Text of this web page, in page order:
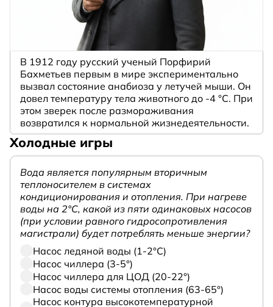
В 1912 году русский ученый Порфирий
Бахметьев первым в мире экспериментально
вызвал состояние анабиоза у летучей мыши. Он
довел температуру тела животного до -4 °C. При
этом зверек после размораживания
возвратился к нормальной жизнедеятельности.
Холодные игры
Вода является популярным вторичным
теплоносителем в системах
кондиционирования и отопления. При нагреве
воды на 2°С, какой из пяти одинаковых насосов
(при условии равного гидросопротивления
магистрали) будет потреблять меньше энергии?
Насос ледяной воды (1-2°С)
Насос чиллера (3-5°)
Насос чиллера для ЦОД (20-22°)
Насос воды системы отопления (63-65°)
Насос контура высокотемпературной